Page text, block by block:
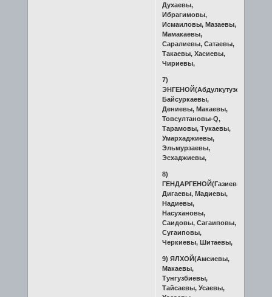
Духаевы,
Ибрагимовы,
Исмаиловы, Мазаевы,
Мамакаевы,
Саралиевы, Сатаевы,
Такаевы, Хасиевы,
Чириевы,
7)
ЭНГEНОЙ(Абдулкутузовы,
Байсуркаевы,
Дениевы, Макаевы,
Товсултановы-Q,
Тарамовы, Тукаевы,
Умархаджиевы,
Эльмурзаевы,
Эсхаджиевы,
8)
ГЕНДАРГЕНОЙ(Газиевы,
Дигаевы, Мадиевы,
Надиевы,
Насухановы,
Саидовы, Сагаиповы,
Сугаиповы,
Черкиевы, Шитаевы,
9) ЯЛХОЙ(Амсиевы,
Макаевы,
Тунгузбиевы,
Тайсаевы, Усаевы,